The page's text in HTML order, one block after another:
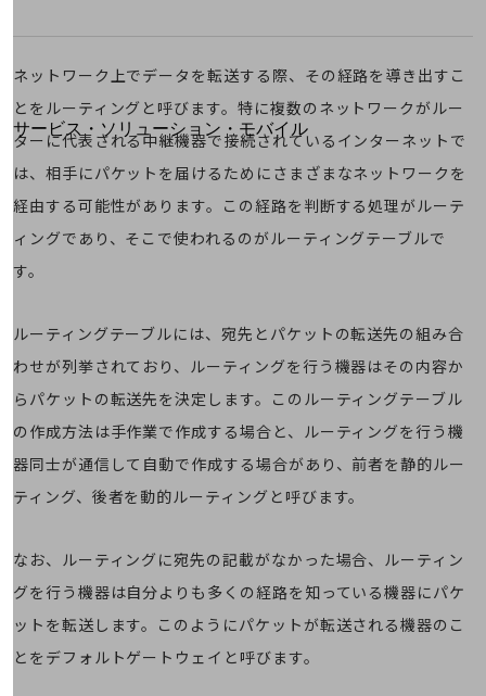
別ウィンドウで開きます
サービス・ソリューション・モバイル
サービス・ソリューションTOP
サービス・ソリューションをご紹介
カテゴリーで探す
クラウド・データセンター
電話・映像コミュニケーション
5G
IoT
運用管理
業務支援・マーケティング
ネットワーク上でデータを転送する際、その経路を導き出すこ
とをルーティングと呼びます。特に複数のネットワークがルー
ターに代表される中継機器で接続されているインターネットで
は、相手にパケットを届けるためにさまざまなネットワークを
経由する可能性があります。この経路を判断する処理がルーテ
ィングであり、そこで使われるのがルーティングテーブルで
す。
ルーティングテーブルには、宛先とパケットの転送先の組み合
わせが列挙されており、ルーティングを行う機器はその内容か
らパケットの転送先を決定します。このルーティングテーブル
の作成方法は手作業で作成する場合と、ルーティングを行う機
器同士が通信して自動で作成する場合があり、前者を静的ルー
ティング、後者を動的ルーティングと呼びます。
なお、ルーティングに宛先の記載がなかった場合、ルーティン
グを行う機器は自分よりも多くの経路を知っている機器にパケ
ットを転送します。このようにパケットが転送される機器のこ
とをデフォルトゲートウェイと呼びます。